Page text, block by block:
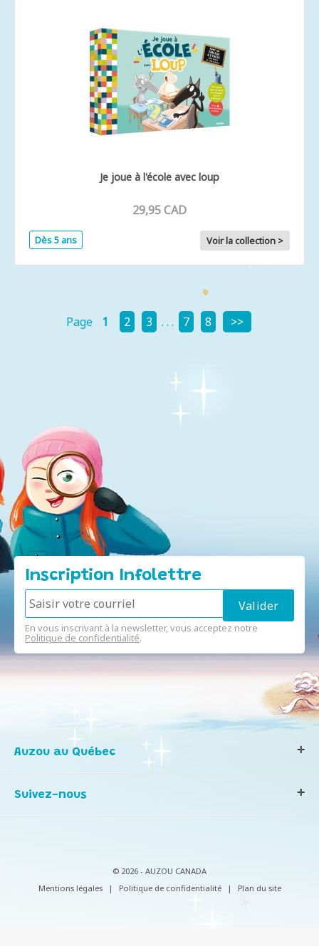
Je joue à l'école avec loup
29,95 CAD
Dès 5 ans Voir la collection >
Page 1 2 3 . . . 7 8
Inscription Infolettre
En vous inscrivant à la newsletter, vous acceptez notre
Politique de confidentialité.
Auzou au Québec
Notre histoire
Infos consommateurs
Suivez-nous
© 2026 - AUZOU CANADA
Mentions légales
| Politique de confidentialité | Plan du site